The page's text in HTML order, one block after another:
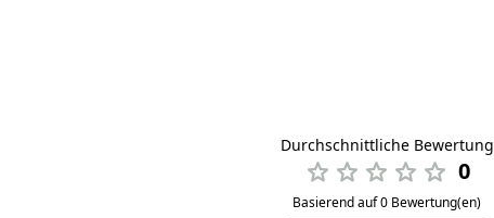
Durchschnittliche Bewertung
0
Basierend auf 0 Bewertung(en)